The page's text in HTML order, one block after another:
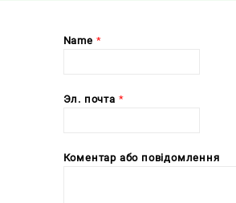
Name *
Эл. почта *
Коментар або повідомлення